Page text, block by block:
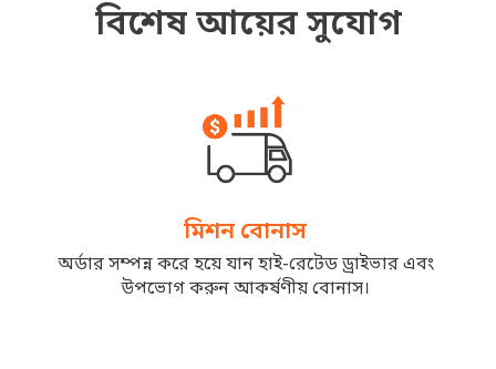
বিশেষ আয়ের সুযোগ
মিশন বোনাস
অর্ডার সম্পন্ন করে হয়ে যান হাই-রেটেড ড্রাইভার এবং
উপভোগ করুন আকর্ষণীয় বোনাস।